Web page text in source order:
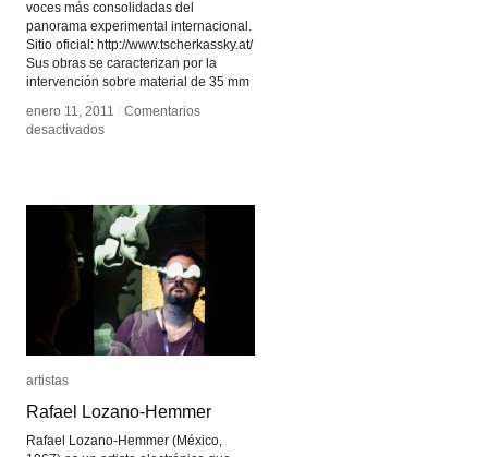
voces más consolidadas del
panorama experimental internacional.
Sitio oficial: http://www.tscherkassky.at/
Sus obras se caracterizan por la
intervención sobre material de 35 mm
enero 11, 2011 / Comentarios
desactivadosen
enero 11, 2011 / Comentarios
desactivadosen
artistas
Rafael Lozano-Hemmer
Rafael Lozano-Hemmer (México,
artistas
Rafael Lozano-Hemmer